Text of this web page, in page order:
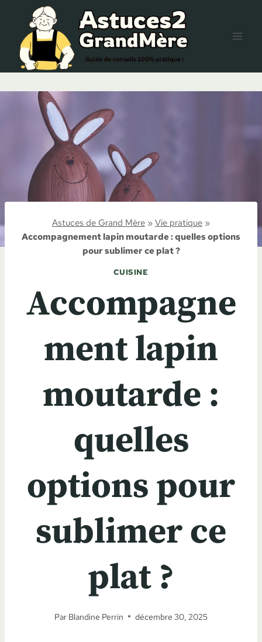
contenu
Astuces de Grand Mère »Vie pratique »
Accompagnement lapin moutarde : quelles options
pour sublimer ce plat ?
CUISINE
Accompagne
ment lapin
moutarde :
quelles
options pour
sublimer ce
plat ?
Par Blandine Perrin décembre 30, 2025